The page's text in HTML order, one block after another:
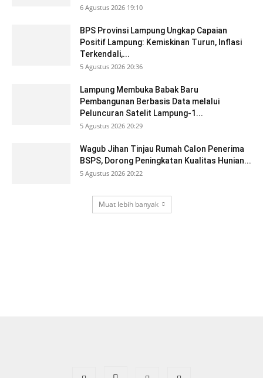
6 Agustus 2026 19:10
BPS Provinsi Lampung Ungkap Capaian
Positif Lampung: Kemiskinan Turun, Inflasi
Terkendali,...
5 Agustus 2026 20:36
Lampung Membuka Babak Baru
Pembangunan Berbasis Data melalui
Peluncuran Satelit Lampung-1...
5 Agustus 2026 20:29
Wagub Jihan Tinjau Rumah Calon Penerima
BSPS, Dorong Peningkatan Kualitas Hunian...
5 Agustus 2026 20:22
Muat lebih banyak